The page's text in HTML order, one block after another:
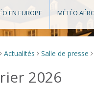
EN EUROPE MÉTÉO
> Actualités > Salle de presse >
2026